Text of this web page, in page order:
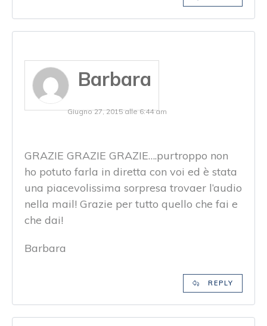
Barbara
Giugno 27, 2015 alle 6:44 am
GRAZIE GRAZIE GRAZIE….purtroppo non
ho potuto farla in diretta con voi ed è stata
una piacevolissima sorpresa trovaer l’audio
nella mail! Grazie per tutto quello che fai e
che dai!
Barbara
REPLY